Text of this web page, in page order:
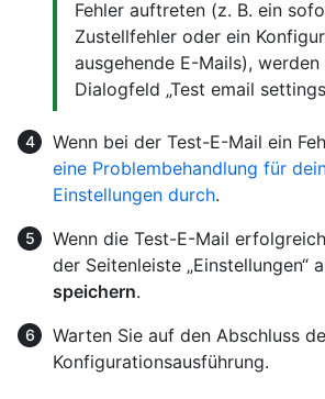
Fehler auftreten (z. B. ein
Zustellfehler oder ein
ausgehende E-Mails), werden
Dialogfeld „Test email
Wenn bei der Test-E-Mail ein
eine Problembehandlung für
Einstellungen durch.
Wenn die Test-E-Mail
der Seitenleiste „Einstellungen“
speichern.
Warten Sie auf den Abschluss
Konfigurationsausführung.